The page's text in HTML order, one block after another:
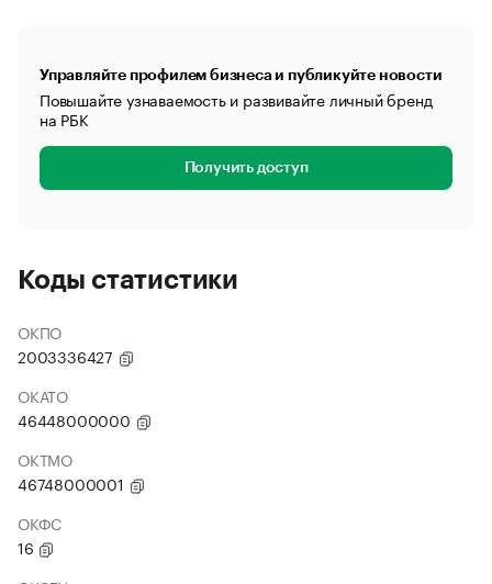
Управляйте профилем бизнеса и публикуйте новости
Повышайте узнаваемость и развивайте личный бренд
на РБК
Получить доступ
Коды статистики
ОКПО
2003336427
ОКАТО
46448000000
ОКТМО
46748000001
ОКФС
16